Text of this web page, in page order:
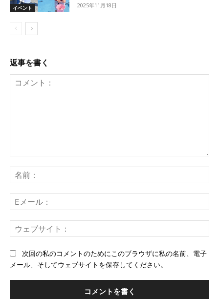
イベント 2025年11月18日
返事を書く
ン
ト：
前
メ
ー
ェ
次回の私のコメントのためにこのブラウザに私の名前、電子
メール、そしてウェブサイトを保存してください。